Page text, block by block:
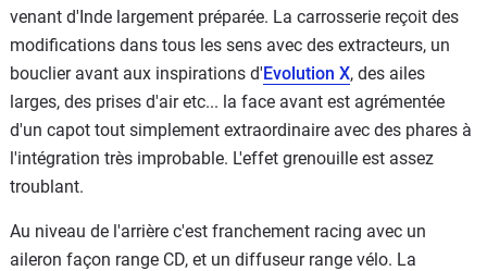
venant d'Inde largement préparée. La carrosserie reçoit des
modifications dans tous les sens avec des extracteurs, un
bouclier avant aux inspirations d'Evolution X, des ailes
larges, des prises d'air etc... la face avant est agrémentée
d'un capot tout simplement extraordinaire avec des phares à
l'intégration très improbable. L'effet grenouille est assez
troublant.
Au niveau de l'arrière c'est franchement racing avec un
aileron façon range CD, et un diffuseur range vélo. La